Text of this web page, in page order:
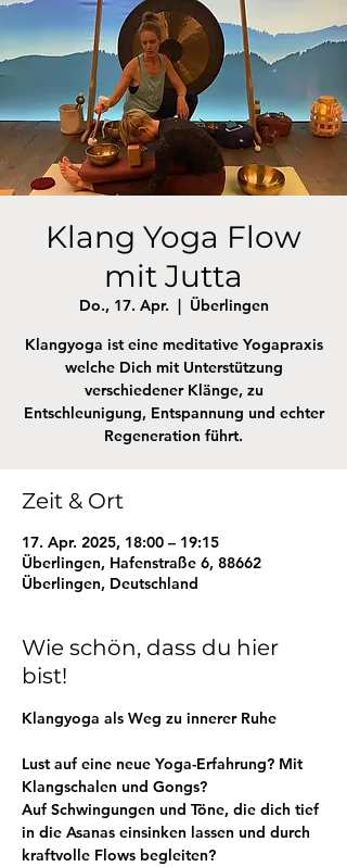
Klang Yoga Flow
mit Jutta
Do., 17. Apr.
  |
Überlingen
Klangyoga ist eine meditative Yogapraxis
welche Dich mit Unterstützung
verschiedener Klänge, zu
Entschleunigung, Entspannung und echter
Regeneration führt.
Zeit & Ort
17. Apr. 2025, 18:00 – 19:15
Überlingen, Hafenstraße 6, 88662
Überlingen, Deutschland
Wie schön, dass du hier
bist!
Klangyoga als Weg zu innerer Ruhe
Lust auf eine neue Yoga-Erfahrung? Mit
Klangschalen und Gongs?
Auf Schwingungen und Töne, die dich tief
in die Asanas einsinken lassen und durch
kraftvolle Flows begleiten?